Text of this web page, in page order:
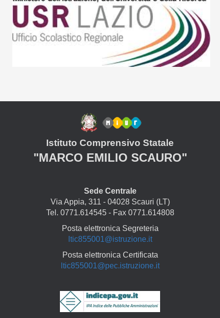
Istituto Comprensivo Statale
"MARCO EMILIO SCAURO"
Sede Centrale
Via Appia, 311 - 04028 Scauri (LT)
Tel. 0771.614545 - Fax 0771.614808
Posta elettronica Segreteria
ltic855001@istruzione.it
Posta elettronica Certificata
ltic855001@pec.istruzione.it